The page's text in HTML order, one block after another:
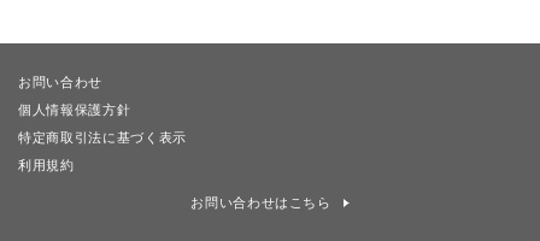
お問い合わせ
個人情報保護方針
特定商取引法に基づく表示
利用規約
お問い合わせはこちら